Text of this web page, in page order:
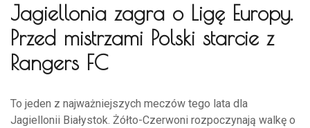
Jagiellonia zagra o Ligę Europy.
Przed mistrzami Polski starcie z
Rangers FC
To jeden z najważniejszych meczów tego lata dla
Jagiellonii Białystok. Żółto-Czerwoni rozpoczynają walkę o